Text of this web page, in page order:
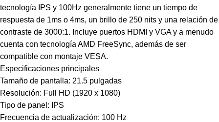
tecnología IPS y 100Hz generalmente tiene un tiempo de
respuesta de 1ms o 4ms, un brillo de 250 nits y una relación de
contraste de 3000:1. Incluye puertos HDMI y VGA y a menudo
cuenta con tecnología AMD FreeSync, además de ser
compatible con montaje VESA.
Especificaciones principales
Tamaño de pantalla: 21.5 pulgadas
Resolución: Full HD (1920 x 1080)
Tipo de panel: IPS
Frecuencia de actualización: 100 Hz